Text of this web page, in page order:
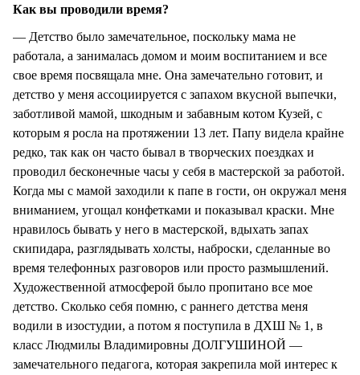
Как вы проводили время?
— Детство было замечательное, поскольку мама не
работала, а занималась домом и моим воспитанием и все
свое время посвящала мне. Она замечательно готовит, и
детство у меня ассоциируется с запахом вкусной выпечки,
заботливой мамой, шкодным и забавным котом Кузей, с
которым я росла на протяжении 13 лет. Папу видела крайне
редко, так как он часто бывал в творческих поездках и
проводил бесконечные часы у себя в мастерской за работой.
Когда мы с мамой заходили к папе в гости, он окружал меня
вниманием, угощал конфетками и показывал краски. Мне
нравилось бывать у него в мастерской, вдыхать запах
скипидара, разглядывать холсты, наброски, сделанные во
время телефонных разговоров или просто размышлений.
Художественной атмосферой было пропитано все мое
детство. Сколько себя помню, с раннего детства меня
водили в изостудии, а потом я поступила в ДХШ № 1, в
класс Людмилы Владимировны ДОЛГУШИНОЙ —
замечательного педагога, которая закрепила мой интерес к